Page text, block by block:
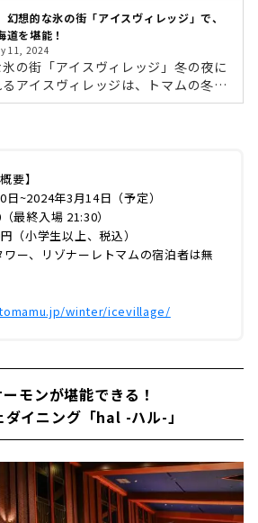
幻想的な氷の街「アイスヴィレッジ」で、
道を堪能！
11, 2024
の街「アイスヴィレッジ」冬の夜に
アイスヴィレッジは、トマムの冬の
年の冬に誕生し今シーズンで25
は「トマム ザ・タワー」「リゾナー
の宿泊客は無料で入場できます。日
用できるので、ウィンタースポーツ
ち寄るのもおすすめですよ！＜アイ
ジ概要＞期間：2023年12月10日~2
14日（予定）時間：17:00〜22:00...
要】
~2024年3月14日（予定）
最終入場 21:30）
（小学生以上、税込）
、リゾナーレトマムの宿泊者は無
winter/icevillage/
モンが堪能できる！
ダイニング「hal -ハル-」